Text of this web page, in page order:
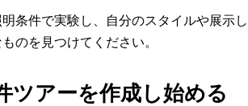
条件で実験し、自分のスタイルや展示し
のを見つけてください。
ツアーを作成し始める